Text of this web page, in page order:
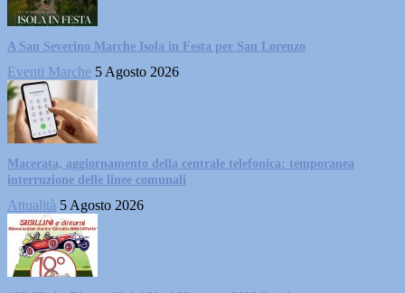
A San Severino Marche Isola in Festa per San Lorenzo
Eventi Marche 5 Agosto 2026
Macerata, aggiornamento della centrale telefonica: temporanea
interruzione delle linee comunali
Attualità 5 Agosto 2026